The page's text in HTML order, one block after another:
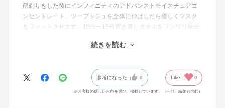
顔剃りをした後にインフィニティのアドバンストモイスチュアコ
ンセントレート、ツープッシュを全体に伸ばしたら優しくマスク
をフィットさせます。10分〜15分置き蒸しタオルをフンワリ乗せ
らエマルジョンを付け、仕上げはAGリペアクリームで蓋をするよ
に大満足します。月一のスペシャルケアです。
続きを読む
参考になった 0 Like! 0
※お客様の嬉しいお声を選び、掲載しています。（一部、編集も含む）